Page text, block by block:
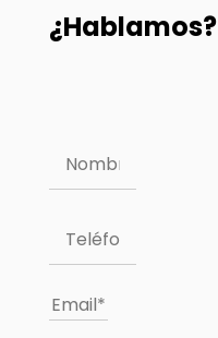
¿Hablamos?